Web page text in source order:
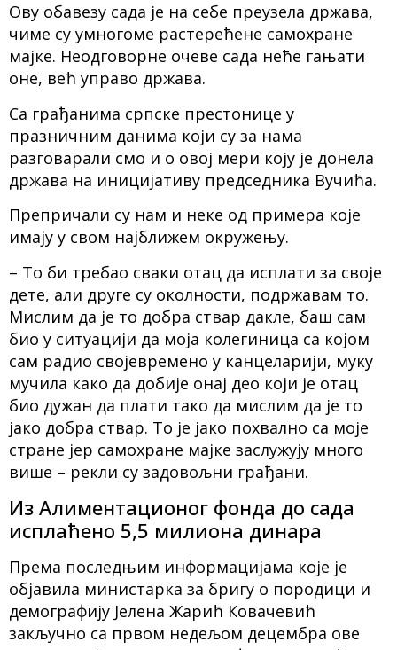
Ову обавезу сада је на себе преузела држава,
чиме су умногоме растерећене самохране
мајке. Неодговорне очеве сада неће гањати
оне, већ управо држава.
Са грађанима српске престонице у
празничним данима који су за нама
разговарали смо и о овој мери коју је донела
држава на иницијативу председника Вучића.
Препричали су нам и неке од примера које
имају у свом најближем окружењу.
– То би требао сваки отац да исплати за своје
дете, али друге су околности, подржавам то.
Мислим да је то добра ствар дакле, баш сам
био у ситуацији да моја колегиница са којом
сам радио својевремено у канцеларији, муку
мучила како да добије онај део који је отац
био дужан да плати тако да мислим да је то
јако добра ствар. То је јако похвално са моје
стране јер самохране мајке заслужују много
више – рекли су задовољни грађани.
Из Алиментационог фонда до сада
исплаћено 5,5 милиона динара
Према последњим информацијама које је
објавила министарка за бригу о породици и
демографију Јелена Жарић Ковачевић
закључно са првом недељом децембра ове